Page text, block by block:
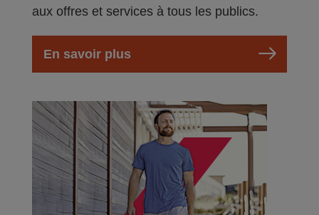
aux offres et services à tous les publics.
En savoir plus